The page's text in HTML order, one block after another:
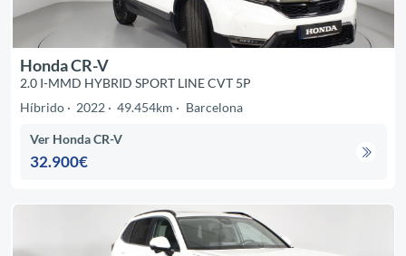
Honda CR-V
2.0 I-MMD HYBRID SPORT LINE CVT 5P
Híbrido
2022 49.454km Barcelona
Ver Honda CR-V
32.900€